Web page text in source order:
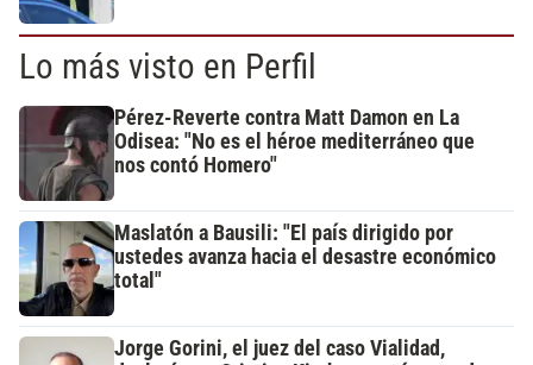
Lo más visto en Perfil
Pérez-Reverte contra Matt Damon en La
Odisea: "No es el héroe mediterráneo que
nos contó Homero"
Maslatón a Bausili: "El país dirigido por
ustedes avanza hacia el desastre económico
total"
Jorge Gorini, el juez del caso Vialidad,